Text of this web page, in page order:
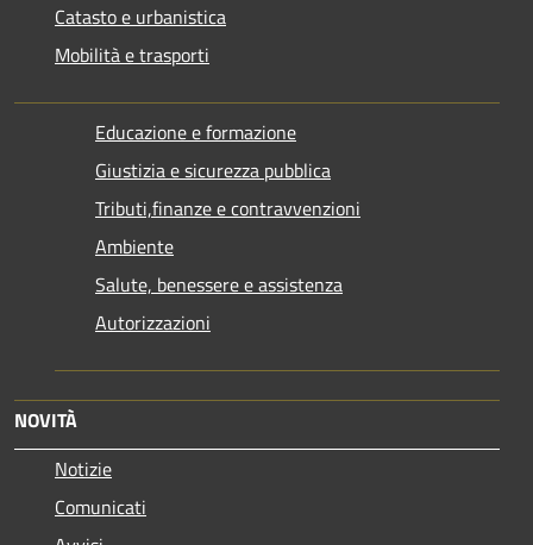
Catasto e urbanistica
Mobilità e trasporti
Educazione e formazione
Giustizia e sicurezza pubblica
Tributi,finanze e contravvenzioni
Ambiente
Salute, benessere e assistenza
Autorizzazioni
NOVITÀ
Notizie
Comunicati